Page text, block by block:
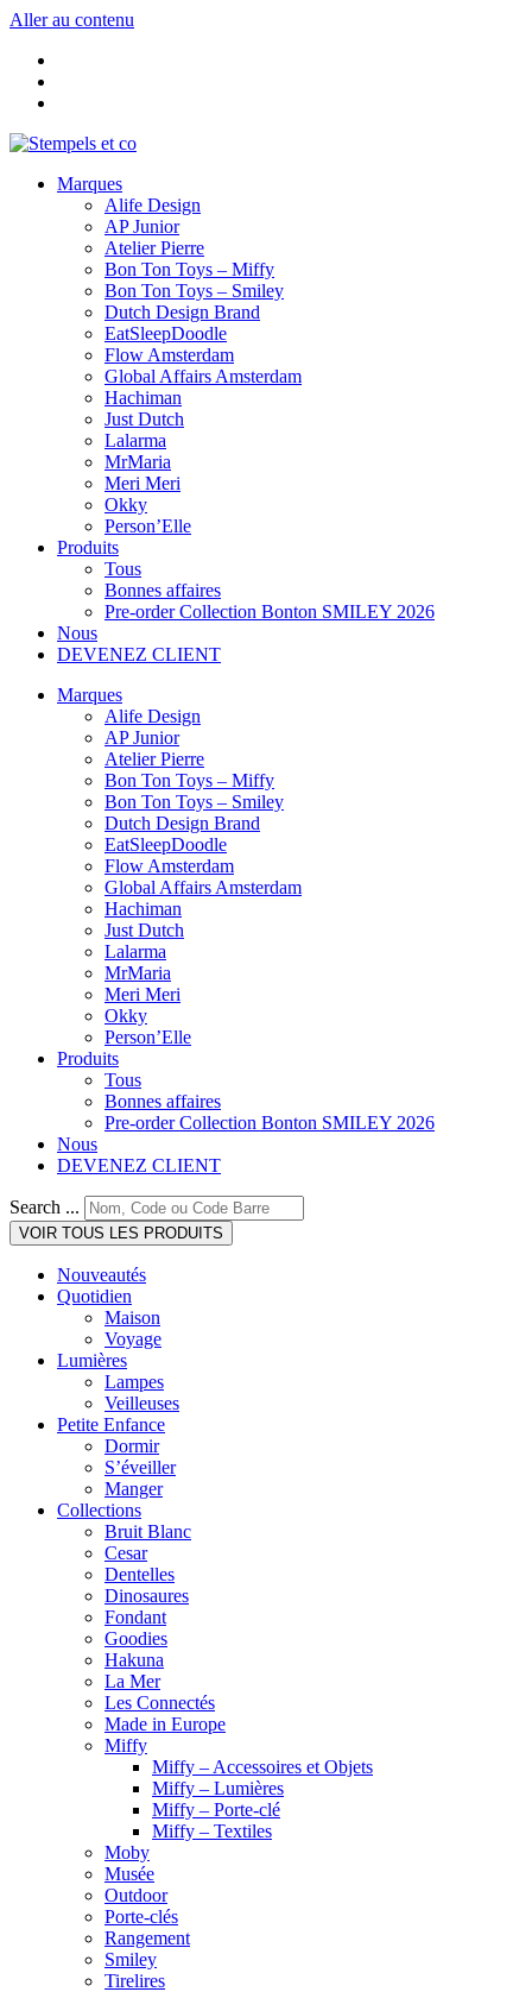
Aller au contenu
Marques
Alife Design
AP Junior
Atelier Pierre
Bon Ton Toys – Miffy
Bon Ton Toys – Smiley
Dutch Design Brand
EatSleepDoodle
Flow Amsterdam
Global Affairs Amsterdam
Hachiman
Just Dutch
Lalarma
MrMaria
Meri Meri
Okky
Person’Elle
Produits
Tous
Bonnes affaires
Pre-order Collection Bonton SMILEY 2026
Nous
DEVENEZ CLIENT
Marques
Alife Design
AP Junior
Atelier Pierre
Bon Ton Toys – Miffy
Bon Ton Toys – Smiley
Dutch Design Brand
EatSleepDoodle
Flow Amsterdam
Global Affairs Amsterdam
Hachiman
Just Dutch
Lalarma
MrMaria
Meri Meri
Okky
Person’Elle
Produits
Tous
Bonnes affaires
Pre-order Collection Bonton SMILEY 2026
Nous
DEVENEZ CLIENT
Search ...
VOIR TOUS LES PRODUITS
Nouveautés
Quotidien
Maison
Voyage
Lumières
Lampes
Veilleuses
Petite Enfance
Dormir
S’éveiller
Manger
Collections
Bruit Blanc
Cesar
Dentelles
Dinosaures
Fondant
Goodies
Hakuna
La Mer
Les Connectés
Made in Europe
Miffy
Miffy – Accessoires et Objets
Miffy – Lumières
Miffy – Porte-clé
Miffy – Textiles
Moby
Musée
Outdoor
Porte-clés
Rangement
Smiley
Tirelires